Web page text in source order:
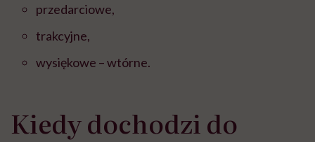
przedarciowe,
trakcyjne,
wysiękowe – wtórne.
Kiedy dochodzi do